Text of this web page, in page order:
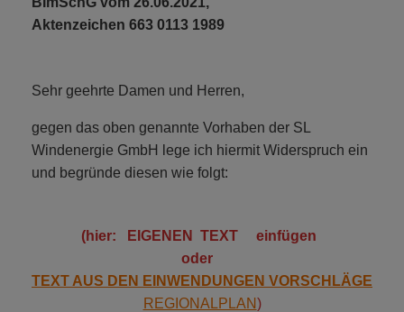
Aktenzeichen 663 0113 1989
Sehr geehrte Damen und Herren,
gegen das oben genannte Vorhaben der SL
Windenergie GmbH lege ich hiermit Widerspruch ein
und begründe diesen wie folgt:
(hier: EIGENEN TEXT einfügen
oder
TEXT AUS DEN EINWENDUNGEN VORSCHLÄGE
REGIONALPLAN)